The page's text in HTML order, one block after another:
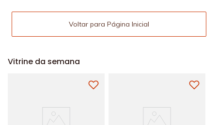
Voltar para Página Inicial
Vitrine da semana